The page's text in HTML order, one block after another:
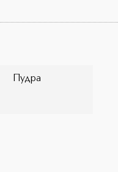
Пудра